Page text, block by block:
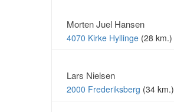
Morten Juel Hansen
4070 Kirke Hyllinge (28 km.)
Lars Nielsen
2000 Frederiksberg (34 km.)